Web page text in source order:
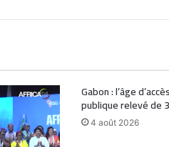
Gabon : l’âge
publique relevé de
4 août 2026